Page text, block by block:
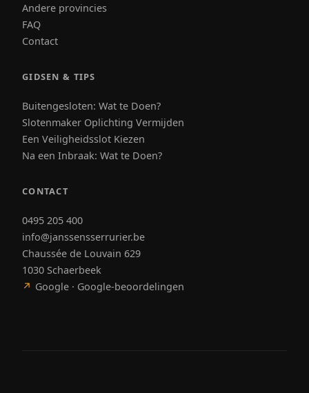
Andere provincies
FAQ
Contact
GIDSEN & TIPS
Buitengesloten: Wat te Doen?
Slotenmaker Oplichting Vermijden
Een Veiligheidsslot Kiezen
Na een Inbraak: Wat te Doen?
CONTACT
0495 205 400
info@janssensserrurier.be
Chaussée de Louvain 629
1030 Schaerbeek
↗ Google · Google-beoordelingen